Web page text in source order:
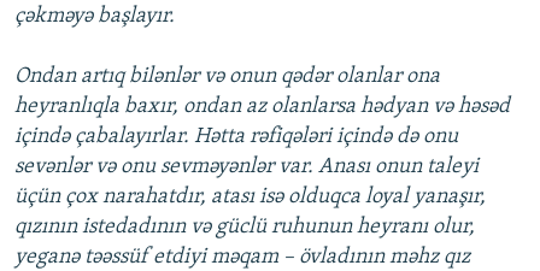
çəkməyə başlayır.
Ondan artıq bilənlər və onun qədər olanlar ona
heyranlıqla baxır, ondan az olanlarsa hədyan və həsəd
içində çabalayırlar. Hətta rəfiqələri içində də onu
sevənlər və onu sevməyənlər var. Anası onun taleyi
üçün çox narahatdır, atası isə olduqca loyal yanaşır,
qızının istedadının və güclü ruhunun heyranı olur,
yeganə təəssüf etdiyi məqam – övladının məhz qız